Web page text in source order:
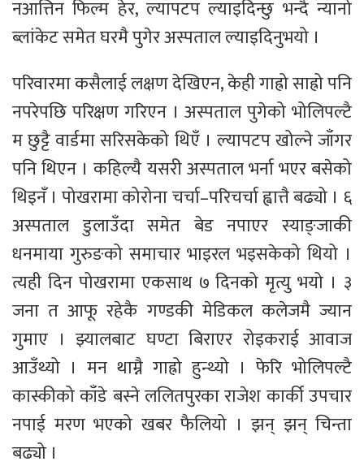
नआत्तिन फिल्म हेर, ल्यापटप ल्याइदिन्छु भन्दै न्यानो
ब्लांकेट समेत घरमै पुगेर अस्पताल ल्याइदिनुभयो ।
परिवारमा कसैलाई लक्षण देखिएन, केही गाह्रो साह्रो पनि
नपरेपछि परिक्षण गरिएन । अस्पताल पुगेको भोलिपल्टै
म छुट्टै वार्डमा सरिसकेको थिएँ । ल्यापटप खोल्ने जाँगर
पनि थिएन । कहिल्यै यसरी अस्पताल भर्ना भएर बसेको
थिइनँ । पोखरामा कोरोना चर्चा–परिचर्चा ह्वात्तै बढ्यो । ६
अस्पताल डुलाउँदा समेत बेड नपाएर स्याङ्जाकी
धनमाया गुरुङको समाचार भाइरल भइसकेको थियो ।
त्यही दिन पोखरामा एकसाथ ७ दिनको मृत्यु भयो । ३
जना त आफू रहेकै गण्डकी मेडिकल कलेजमै ज्यान
गुमाए । झ्यालबाट घण्टा बिराएर रोइकराई आवाज
आउँथ्यो । मन थाम्नै गाह्रो हुन्थ्यो । फेरि भोलिपल्टै
कास्कीको काँडे बस्ने ललितपुरका राजेश कार्की उपचार
नपाई मरण भएको खबर फैलियो । झन् झन् चिन्ता
बढ्यो ।